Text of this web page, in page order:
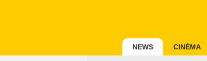
NEWS CINÉMA